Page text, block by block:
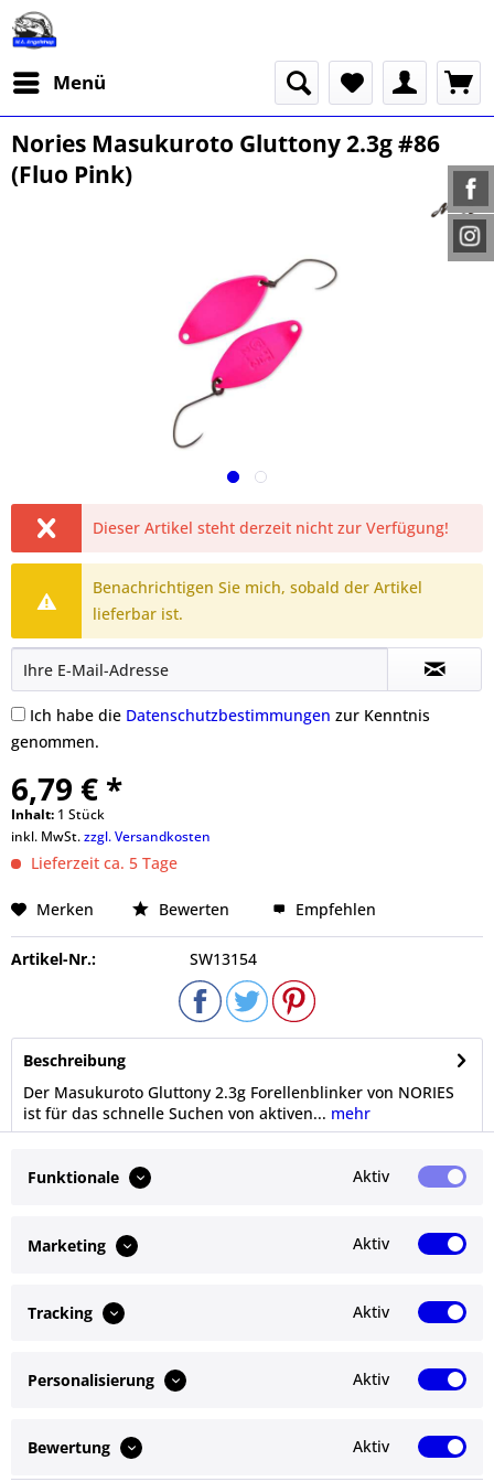
Menü
Nories Masukuroto Gluttony 2.3g #86
(Fluo Pink)
Dieser Artikel steht derzeit nicht zur Verfügung!
Benachrichtigen Sie mich, sobald der Artikel
lieferbar ist.
Ich habe die Datenschutzbestimmungen zur Kenntnis
genommen.
6,79 € *
Inhalt: 1 Stück
inkl. MwSt.zzgl. Versandkosten
Lieferzeit ca. 5 Tage
Merken Bewerten Empfehlen
Artikel-Nr.: SW13154
Beschreibung
Der Masukuroto Gluttony 2.3g Forellenblinker von NORIES
ist für das schnelle Suchen von aktiven... mehr
Bewertungen
0
Ähnliche Artikel
Kunden kauften auch
Service Hotline
Shop Service
Funktionale Aktiv
Marketing Aktiv
Tracking Aktiv
Personalisierung Aktiv
Bewertung Aktiv